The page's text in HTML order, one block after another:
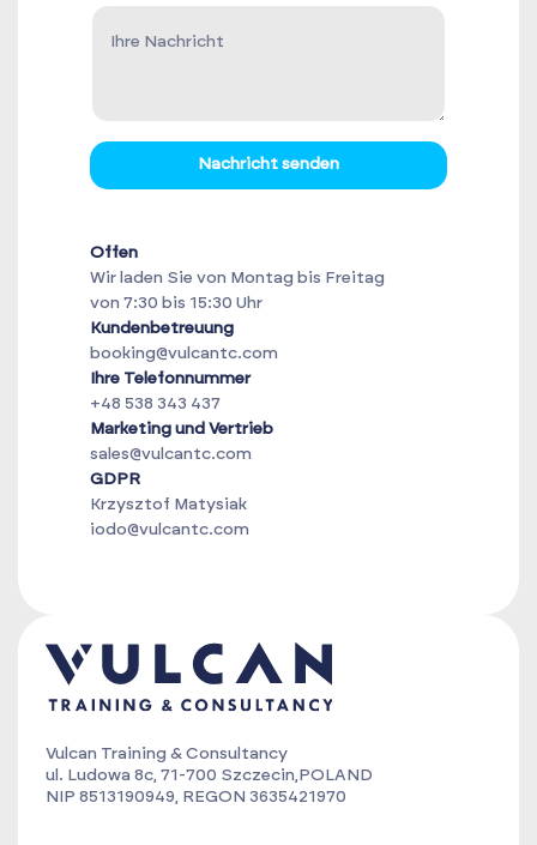
Nachricht senden
Offen
Wir laden Sie von Montag bis Freitag
von 7:30 bis 15:30 Uhr
Kundenbetreuung
booking@vulcantc.com
Ihre Telefonnummer
+48 538 343 437
Marketing und Vertrieb
sales@vulcantc.com
GDPR
Krzysztof Matysiak
iodo@vulcantc.com
Vulcan Training & Consultancy
ul. Ludowa 8c, 71-700 Szczecin,POLAND
NIP 8513190949, REGON 3635421970